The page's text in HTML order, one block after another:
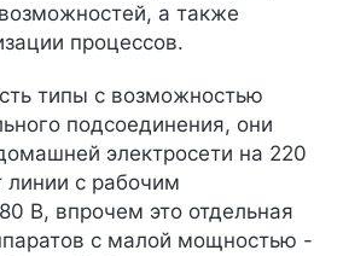
а также
процессов.
типы с возможностью
подсоединения, они
электросети на 220
линии с рабочим
В, впрочем это отдельная
с малой мощностью -